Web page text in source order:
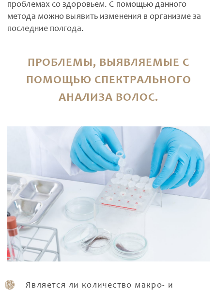
проблемах со здоровьем. С помощью данного
метода можно выявить изменения в организме за
последние полгода.
ПРОБЛЕМЫ, ВЫЯВЛЯЕМЫЕ С
ПОМОЩЬЮ СПЕКТРАЛЬНОГО
АНАЛИЗА ВОЛОС.
Является ли количество макро- и